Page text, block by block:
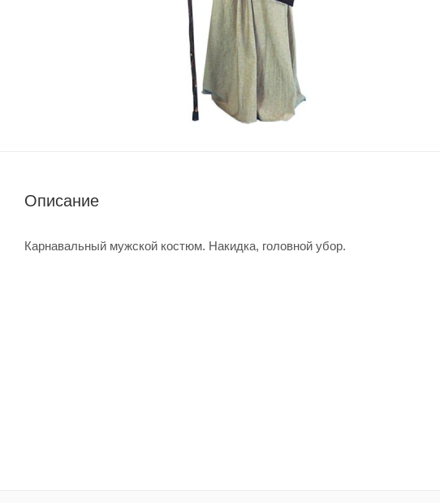
Описание
Карнавальный мужской костюм. Накидка, головной убор.